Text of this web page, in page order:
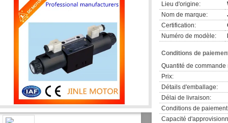
Lieu d'origine:
Nom de marque:
Certification:
Numéro de modèle:
Conditions de
Quantité de commande
Prix:
Détails d'emballage:
Délai de livraison:
Conditions de
Capacité